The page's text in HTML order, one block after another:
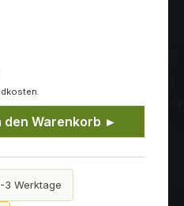
Gib den
den Warenkorb ►
3 Werktage